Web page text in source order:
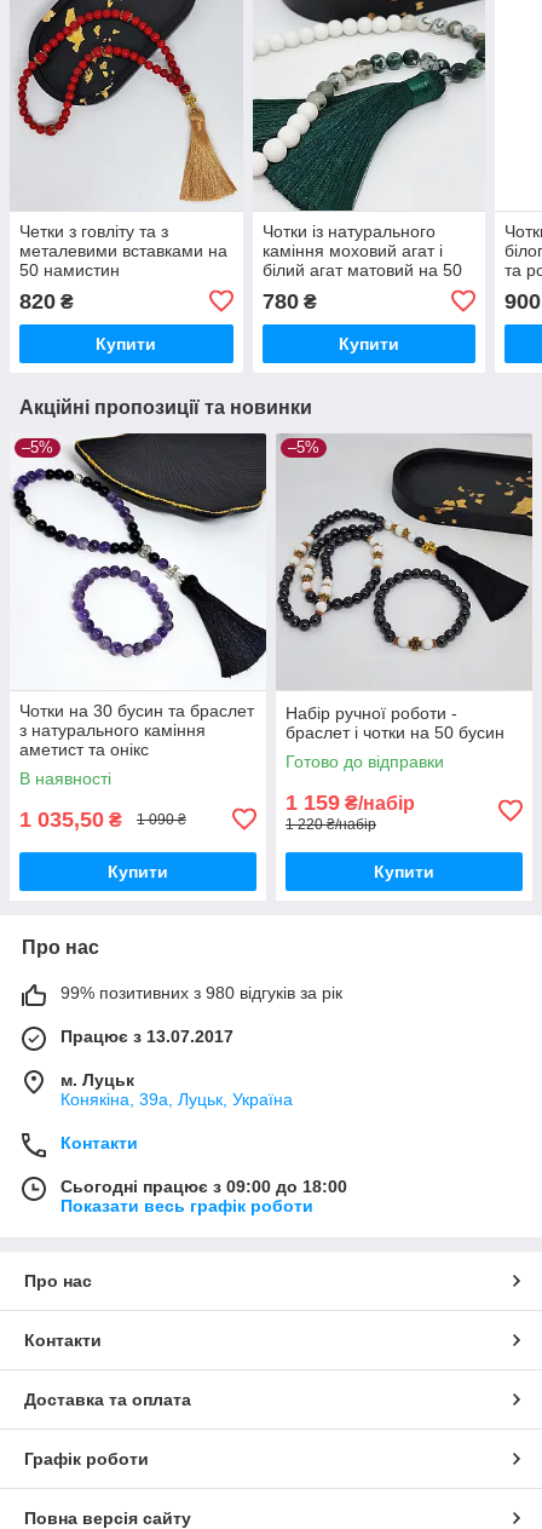
Четки з говліту та з
металевими вставками на
50 намистин
820 ₴
Купити
Чотки із натурального
каміння моховий агат і
білий агат матовий на 50
780₴
Купити
та
900
Акційні пропозиції та новинки
–5%
Чотки на 30 бусин та браслет
з натурального каміння
аметист та онікс
В наявності
1 035,50 ₴ 1 090 ₴
Купити
–5%
Набір ручної роботи -
браслет і чотки на 50 бусин
Готово до відправки
1 159 ₴/набір
1 220 ₴/набір
Купити
Про нас
99% позитивних з 980 відгуків за рік
Працює з 13.07.2017
м. Луцьк
Конякіна, 39а, Луцьк, Україна
Контакти
Сьогодні працює з 09:00 до 18:00
Показати весь графік роботи
Про нас
Контакти
Доставка та оплата
Графік роботи
Повна версія сайту